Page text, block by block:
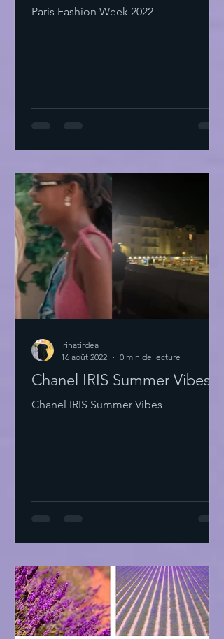
Paris Fashion Week 2022
Chanel IRIS Summer Vibes
Chanel IRIS Summer Vibes
irinatirdea
16 août 2022
0 min de lecture